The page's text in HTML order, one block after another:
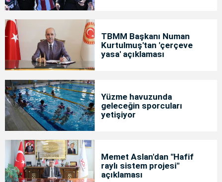
TBMM Başkanı Numan
Kurtulmuş'tan 'çerçeve
yasa' açıklaması
Yüzme havuzunda
geleceğin sporcuları
yetişiyor
Memet Aslan'dan "Hafif
raylı sistem projesi"
açıklaması